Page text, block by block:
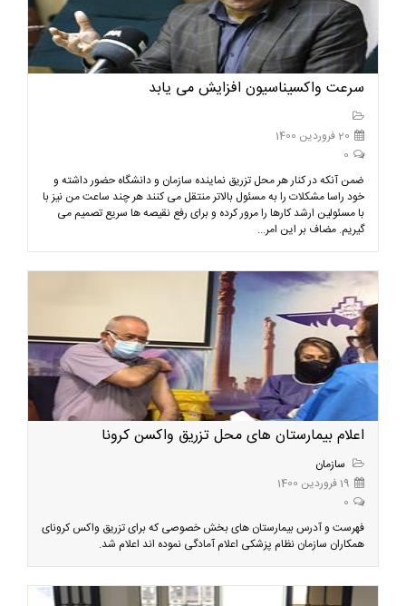
سرعت واکسیناسیون افزایش می یابد
20 فروردین 1400
0
ضمن آنکه در کنار هر محل تزریق نماینده سازمان و دانشگاه حضور داشته و
خود راسا مشکلات را به مسئول بالاتر منتقل می کنند هر چند ساعت من نیز با
با مسئولین ارشد کارها را مرور کرده و برای رفع نقیصه ها سریع تصمیم می
گیریم. مضاف بر این امر...
اعلام بیمارستان های محل تزریق واکسن کرونا
سازمان
19 فروردین 1400
0
فهرست و آدرس بیمارستان های بخش خصوصی که برای تزریق واکس کرونای
همکاران سازمان نظام پزشکی اعلام آمادگی نموده اند اعلام شد.